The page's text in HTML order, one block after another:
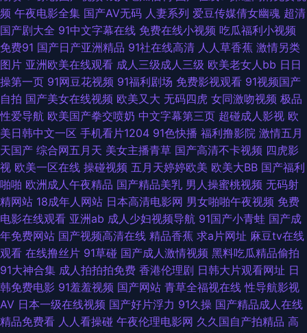
人 日美91 最新人妻AV电影 神马午夜伊人 91撸人网 超碰免费公开人妻 韩国
AA片 色色四区 在线播放成人a 97在线观看视频 韩国免费福利A片 欧美另类
第34页 亚洲日韩欧美性爱 在线观看91站 国产精品97 男人午夜网站 亚洲Av
色情网占 91在線免費看片 东京热亚洲色图 男女上床操网站 婷婷久久成人导
航 大香蕉伊人网久久 日韩欧美久久 91永久免费网站 韩国激情网 青青草原影
院 午夜影院试验区 91影院在线 国产天天骚 蜜臀综合91色 91亚洲精华 久草
福利小视频 人妖麻豆视频 91日本在线视频 大香蕉网伊人 久草福利在线观看
欧洲三级网站在线 欧美韩日综日日骚 精品九九 熟女91视频 91红杏网站 超碰
在线91 精品天天干 人人摸超碰 91免费看片白丝 韩国伊人网 色婷婷五月激情
91极速视频 人人乐人人妻 91国产丝袜 国产精品国产精品 欧美日韩在线免费
频 午夜电影全集 国产AV无码 人妻系列 爱豆传媒倩女幽魂 超清
国产剧大全 91中文字幕在线 免费在线小视频 吃瓜福利小视频
免费91 国产日产亚洲精品 91社在线高清 人人草香蕉 激情另类
图片 亚洲欧美在线观看 成人三级成人三级 欧美老女人bb 日日
操第一页 91网豆花视频 91福利剧场 免费影视观看 91视频国产
自拍 国产美女在线视频 欧美又大 无码四虎 女同激吻视频 极品
性爱导航 欧美国产拳交喷奶 中文字幕第三页 超碰成人影视 欧
美日韩中文一区 手机看片1204 91色快播 福利撸影院 激情五月
天国产 综合网五月天 美女主播青草 国产高清不卡视频 四虎影
视 欧美一区在线 操碰视频 五月天婷婷欧美 欧美大BB 国产福利
啪啪 欧洲成人午夜精品 国产精品美乳 男人操蜜桃视频 无码射
精网站 18成年人网站 日本高清电影网 男女啪啪午夜视频 免费
电影在线观看 亚洲ab 成人少妇视频导航 91国产小青蛙 国产成
年免费网站 国产视频高清在线 精品香蕉 求a片网址 麻豆tv在线
观看 在线撸丝片 91草碰 国产成人激情视频 黑料吃瓜精品偷拍
91大神合集 成人拍拍拍免费 香港伦理剧 日韩大片观看网址 日
韩免费电影 91羞羞视频 国产网站 青草全福视在线 性导航影视
AV 日本一级在线视频 国产好片浮力 91久操 国产精品成人在线
精品免费看 人人看操碰 午夜伦理电影网 久久国自产拍精品 高